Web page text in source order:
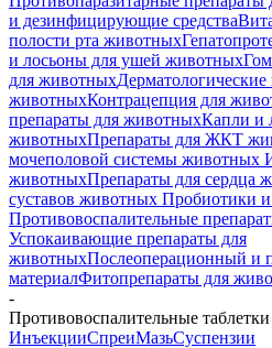
и дезинфицирующие средства
полости рта животных
и лосьоны для ушей животных
для животных
животныхКонтрацепция для
препараты для животныхКапли и
животныхПрепараты для ЖКТ
мочеполовой системы животных
животныхПрепараты для сердца
суставов животных Пробиотики
Противовоспалительные
Успокаивающие препараты для
животныхПослеоперационный и
материалФитопрепараты для
-
Противовоспалительные
ИнъекцииСпреиМазьСуспензии